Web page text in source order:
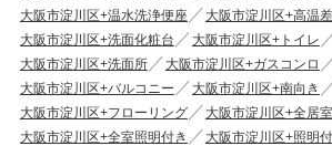
大阪市淀川区+温水洗浄便座
大阪市淀川区+高温
大阪市淀川区+洗面化粧台
大阪市淀川区+トイレ
大阪市淀川区+洗面所
大阪市淀川区+ガスコンロ
大阪市淀川区+バルコニー
大阪市淀川区+南向き
大阪市淀川区+フローリング
大阪市淀川区+全居
大阪市淀川区+全室照明付き
大阪市淀川区+照明